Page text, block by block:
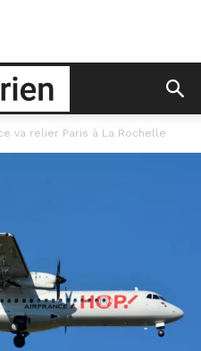
va relier Paris à La Rochelle